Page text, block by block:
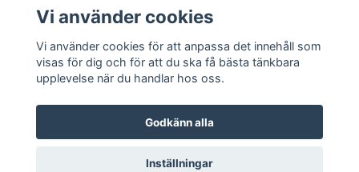
Vi använder cookies
Vi använder cookies för att anpassa det innehåll som
visas för dig och för att du ska få bästa tänkbara
upplevelse när du handlar hos oss.
Godkänn alla
Inställningar